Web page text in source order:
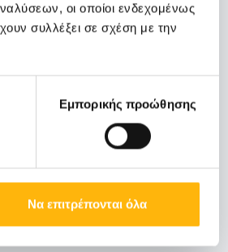
οι οποίοι ενδεχομένως
συλλέξει σε σχέση με την
Εμπορικής προώθησης
Να επιτρέπονται όλα
καθιερωμένη
την καθιερωμένη